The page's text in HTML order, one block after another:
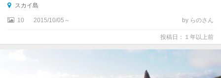
ラ
ド
イ
スカイ島
10 2015/10/05～ by らのさん
投稿日：１年以上前